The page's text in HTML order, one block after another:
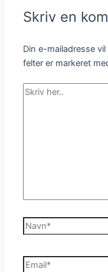
Skriv en
Din e-mailadresse
felter er markeret
Skriv
Navn*
Email*